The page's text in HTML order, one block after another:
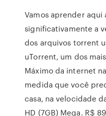
Vamos aprender aqui
significativamente a
dos arquivos torrent
uTorrent, um dos
Máximo da internet
medida que você
casa, na velocidade
HD (7GB) Mega. R$